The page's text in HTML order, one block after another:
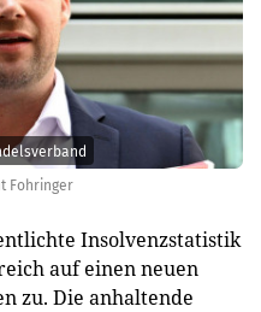
Fohringer
Insolvenzstatistik
auf einen neuen
zu. Die anhaltende